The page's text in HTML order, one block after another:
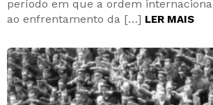
período em que a ordem
ao enfrentamento da […] LER MAIS